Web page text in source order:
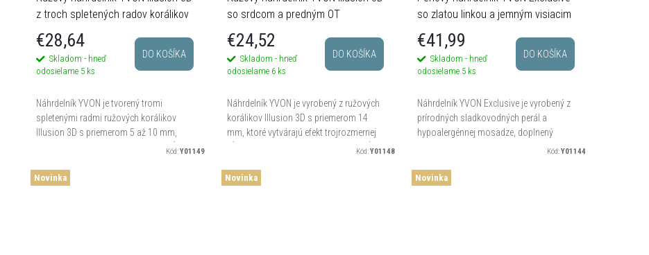
z troch spletených radov korálikov
€28,64
Skladom - hneď
odosielame 5 ks
DO KOŠÍKA
Náhrdelník YVON je tvorený tromi
spletenými radmi ružových korálikov
Illusion 3D s priemerom 5 až 10 mm,
ktoré vytvárajú efekt trojrozmernej hĺbky
Kód:Y01149
so srdcom a predným OT
zapínaním
€24,52
Skladom - hneď
odosielame 6 ks
DO KOŠÍKA
Náhrdelník YVON je vyrobený z ružových
korálikov Illusion 3D s priemerom 14
mm, ktoré vytvárajú efekt trojrozmernej
hĺbky a jemného vnútorného lesku. Dĺžka
Kód:Y01148
so zlatou linkou a jemným visiacim
detailom srdca
€41,99
Skladom - hneď
odosielame 5 ks
DO KOŠÍKA
Náhrdelník YVON Exclusive je vyrobený z
prírodných sladkovodných perál a
hypoalergénnej mosadze, doplnený
zlato ladenou linkou s jemným visiacim
Kód:Y01144
Novinka Novinka Novinka